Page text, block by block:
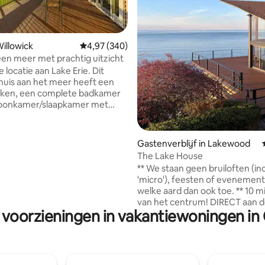
van 4,85 op 5, 80 recensiesGemiddelde beoordeling van 4,97 op 5, 340
4,97 (340)
meer met prachtig uitzicht
locatie aan Lake Erie. Dit
aan het meer heeft een
een complete badkamer
slaapkamer met
versteld staan van de
en rust van dit geweldige
Gastenverblijf in Lakewood
The Lake House
** We staan geen bruiloften
'micro'), feesten of
welke aard dan ook toe. ** 10 minuten
van het centrum! DIRECT aan de kustlijn
van Lake Erie, vrijdragend
water. Helemaal privé aan het
in vakantiewoningen in